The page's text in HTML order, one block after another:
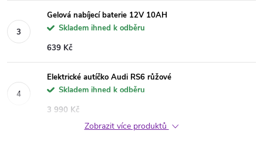
Gelová nabíjecí baterie 12V 10AH
Skladem ihned k odběru
639 Kč
Elektrické autíčko Audi RS6 růžové
Skladem ihned k odběru
3 990 Kč
Zobrazit více produktů